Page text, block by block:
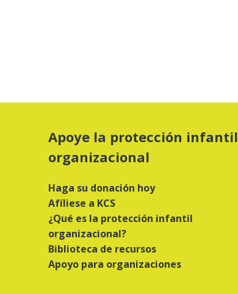
Apoye la protección infantil
organizacional
Haga su donación hoy
Afíliese a KCS
¿Qué es la protección infantil
organizacional?
Biblioteca de recursos
Apoyo para organizaciones